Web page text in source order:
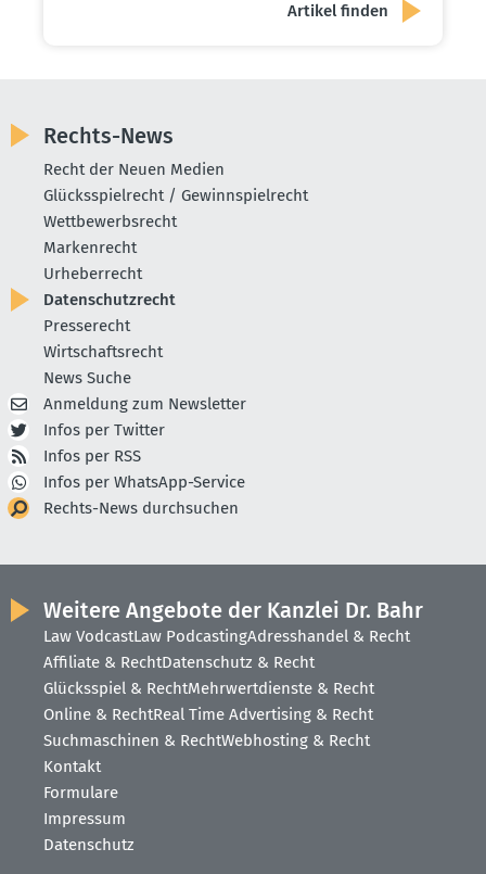
Rechts-News
Recht der Neuen Medien
Glücksspielrecht / Gewinnspielrecht
Wettbewerbsrecht
Markenrecht
Urheberrecht
Datenschutzrecht
Presserecht
Wirtschaftsrecht
News Suche
Anmeldung zum Newsletter
Infos per Twitter
Infos per RSS
Infos per WhatsApp-Service
Rechts-News durchsuchen
Weitere Angebote der Kanzlei Dr. Bahr
Law VodcastLaw PodcastingAdresshandel & Recht
Affiliate & RechtDatenschutz & Recht
Glücksspiel & RechtMehrwertdienste & Recht
Online & RechtReal Time Advertising & Recht
Suchmaschinen & RechtWebhosting & Recht
Kontakt
Formulare
Impressum
Datenschutz